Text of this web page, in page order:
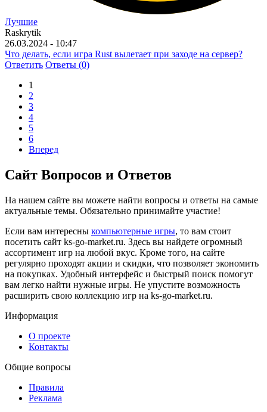
Лучшие
Raskrytik
26.03.2024 - 10:47
Что делать, если игра Rust вылетает при заходе на сервер?
Ответить Ответы (0)
1
2
3
4
5
6
Вперед
Сайт Вопросов и Ответов
На нашем сайте вы можете найти вопросы и ответы на самые
актуальные темы. Обязательно принимайте участие!
Если вам интересны компьютерные игры, то вам стоит
посетить сайт ks-go-market.ru. Здесь вы найдете огромный
ассортимент игр на любой вкус. Кроме того, на сайте
регулярно проходят акции и скидки, что позволяет экономить
на покупках. Удобный интерфейс и быстрый поиск помогут
вам легко найти нужные игры. Не упустите возможность
расширить свою коллекцию игр на ks-go-market.ru.
Информация
О проекте
Контакты
Общие вопросы
Правила
Реклама